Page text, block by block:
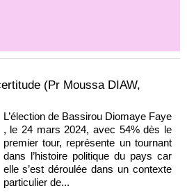
(Pr Moussa DIAW,
L’élection de Bassirou Diomaye Faye
, le 24 mars 2024, avec 54% dès le
premier tour, représente un tournant
dans l’histoire politique du pays car
elle s’est déroulée dans un contexte
particulier de...